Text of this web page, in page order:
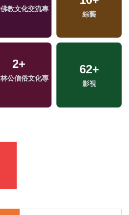
教文化交流專
綜藝
2+
公信俗文化專
62+
影視